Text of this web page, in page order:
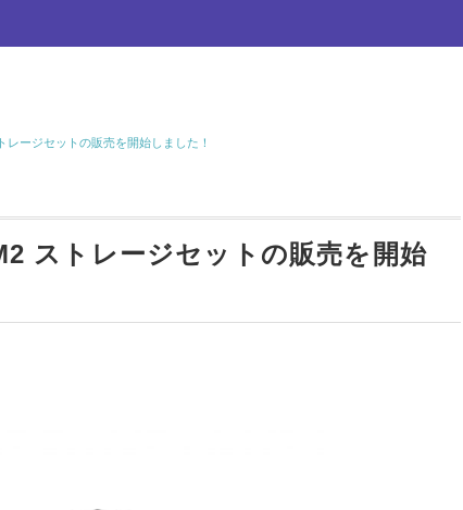
レージセットの販売を開始しました！
ストレージセットの販売を開始